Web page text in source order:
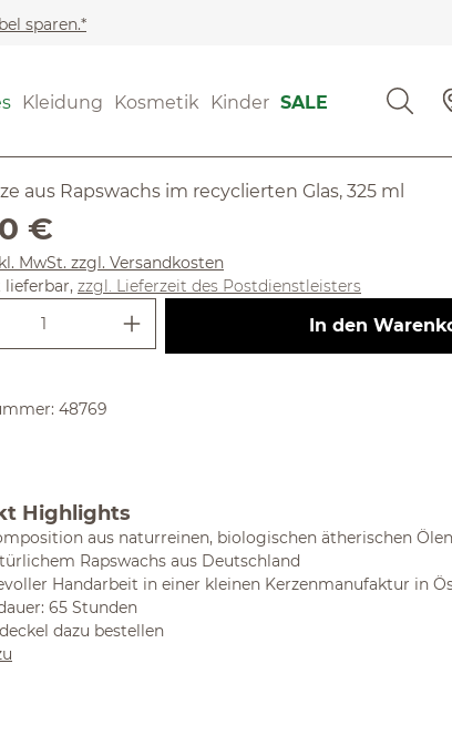
sparen.*
Kleidung Kosmetik Kinder SALE
(4.07) 14 Bewertungen
aus Rapswachs im recyclierten Glas, 325 ml
Preis:
€
MwSt. zzgl. Versandkosten
zzgl. Lieferzeit des Postdienstleisters
Anzahl: Gib den In den
48769
Highlights
aus naturreinen, biologischen ätherischen Ölen
Rapswachs aus Deutschland
Handarbeit in einer kleinen Kerzenmanufaktur in
65 Stunden
dazu bestellen